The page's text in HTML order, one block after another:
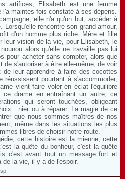
artifices, Elisabeth est une femme
l'a maintes fois constaté à ses dépens.
elle n'a qu'un but, accéder à
Lorsqu'elle rencontre son grand amour,
d'un homme plus riche. Mère et fille
leur vision de la vie, pour Elisabeth, le
alors qu'elle ne travaille pas lui
pour acheter sans compter, alors que
de s'autoriser à être elle-même, de voir
de leur apprendre à faire des cocottes
réussissent pourtant à s'accommoder,
vient faire voler en éclat l'équilibre
ce drame en entraînant un autre, ce
qui seront touchées, obligeant
: nier ou à réparer. La magie de ce
que nous sommes maîtres de nos
même dans les situations les plus
libres de choisir notre route.
cette histoire est la mienne, cette
la quête du bonheur, c'est la quête
c'est avant tout un message fort et
de la vie, il y a de l'espoir.